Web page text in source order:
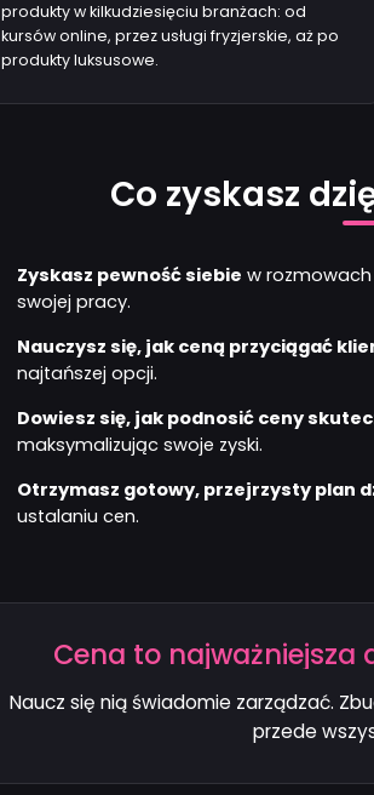
produkty w kilkudziesięciu branżach: od
kursów online, przez usługi fryzjerskie, aż po
produkty luksusowe.
Co zyskasz
Zyskasz pewność siebie w
swojej pracy.
Nauczysz się, jak ceną przyciągać
najtańszej opcji.
Dowiesz się, jak podnosić ceny
maksymalizując swoje zyski.
Otrzymasz gotowy, przejrzysty plan
ustalaniu cen.
Cena to najważniejsza
Naucz się nią świadomie zarządzać.
przede